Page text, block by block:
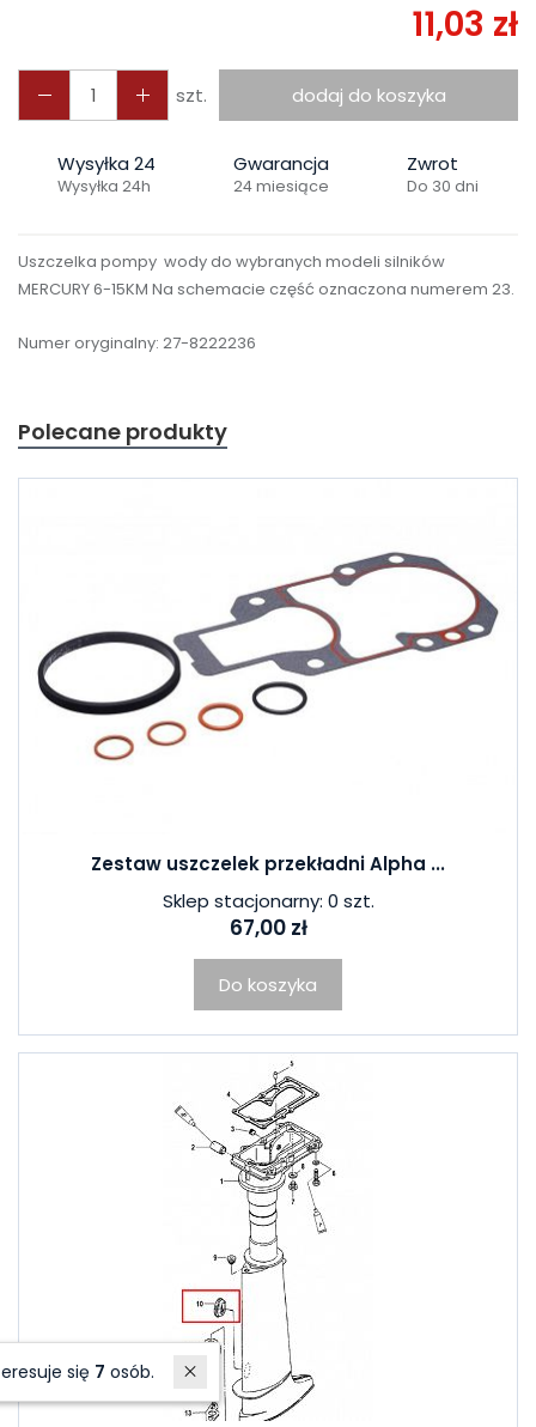
11,03 zł
szt. dodaj do koszyka
Wysyłka 24
Wysyłka 24h
Gwarancja
24 miesiące
Zwrot
Do 30 dni
Uszczelka pompy wody do wybranych modeli silników
MERCURY 6-15KM Na schemacie część oznaczona numerem 23.
Numer oryginalny: 27-8222236
Polecane produkty
Zestaw uszczelek przekładni Alpha ...
Sklep stacjonarny: 0 szt.
67,00 zł
Do koszyka
W ostatnich 7 dniach produktem interesuje się